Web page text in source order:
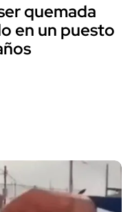
quemada
en un puesto